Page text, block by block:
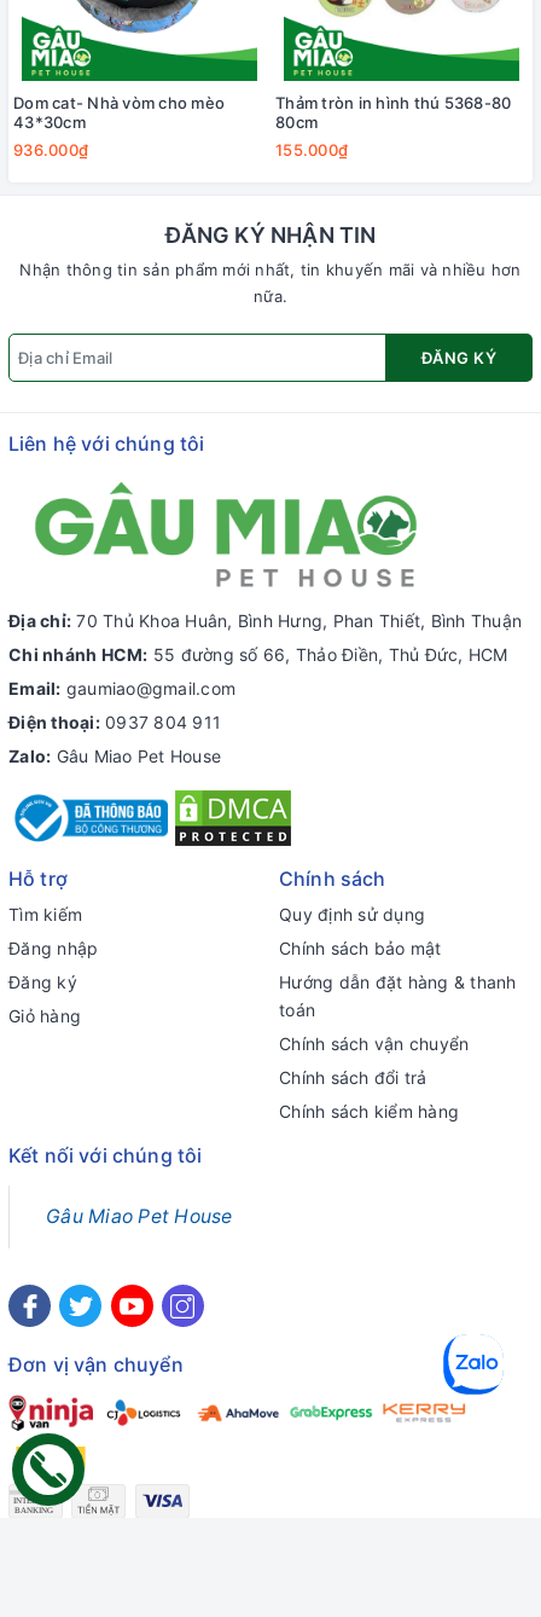
Dom cat- Nhà vòm cho mèo
43*30cm
936.000₫
Thảm tròn in hình thú 5368-80
80cm
155.000₫
ĐĂNG KÝ NHẬN TIN
Nhận thông tin sản phẩm mới nhất, tin khuyến mãi và nhiều hơn
nữa.
ĐĂNG KÝ
Liên hệ với chúng tôi
Địa chỉ: 70 Thủ Khoa Huân, Bình Hưng, Phan Thiết, Bình Thuận
Chi nhánh HCM: 55 đường số 66, Thảo Điền, Thủ Đức, HCM
Email: gaumiao@gmail.com
Điện thoại: 0937 804 911
Zalo: Gâu Miao Pet House
Hỗ trợ
Tìm kiếm
Đăng nhập
Đăng ký
Giỏ hàng
Chính sách
Quy định sử dụng
Chính sách bảo mật
Hướng dẫn đặt hàng & thanh
toán
Chính sách vận chuyển
Chính sách đổi trả
Chính sách kiểm hàng
Kết nối với chúng tôi
Gâu Miao Pet House
Đơn vị vận chuyển